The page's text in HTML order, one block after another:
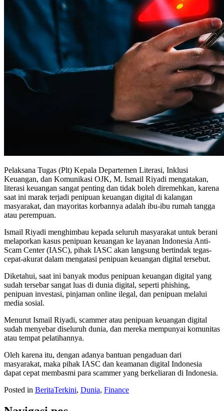
Pelaksana Tugas (Plt) Kepala Departemen Literasi, Inklusi
Keuangan, dan Komunikasi OJK, M. Ismail Riyadi mengatakan,
literasi keuangan sangat penting dan tidak boleh diremehkan, karena
saat ini marak terjadi penipuan keuangan digital di kalangan
masyarakat, dan mayoritas korbannya adalah ibu-ibu rumah tangga
atau perempuan.
Ismail Riyadi menghimbau kepada seluruh masyarakat untuk berani
melaporkan kasus penipuan keuangan ke layanan Indonesia Anti-
Scam Center (IASC), pihak IASC akan langsung bertindak tegas-
cepat-akurat dalam mengatasi penipuan keuangan digital tersebut.
Diketahui, saat ini banyak modus penipuan keuangan digital yang
sudah tersebar sangat luas di dunia digital, seperti phishing,
penipuan investasi, pinjaman online ilegal, dan penipuan melalui
media sosial.
Menurut Ismail Riyadi, scammer atau penipuan keuangan digital
sudah menyebar diseluruh dunia, dan mereka mempunyai komunitas
atau tempat pelatihannya.
Oleh karena itu, dengan adanya bantuan pengaduan dari
masyarakat, maka pihak IASC dan keamanan digital Indonesia
dapat cepat membasmi para scammer yang berkeliaran di Indonesia.
Posted in BeritaTerkini, Dunia, Finance